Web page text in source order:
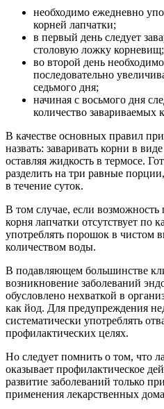
необходимо ежедневно
корней лапчатки;
в первый день следует
столовую ложку корневищ;
во второй день
последовательно
седьмого дня;
начиная с восьмого дня
количество завариваемых
В качестве основных правил
назвать: заваривать корни в
оставляя жидкость в термосе.
разделить на три равные
в течение суток.
В том случае, если возможность
корня лапчатки отсутствует
употреблять порошок в чистом
количеством воды.
В подавляющем большинстве
возникновение заболеваний
обусловлено нехваткой в
как йод. Для предупреждения
систематически употреблять
профилактических целях.
Но следует помнить о том, что
оказывает профилактическое
развитие заболеваний только
применения лекарственных